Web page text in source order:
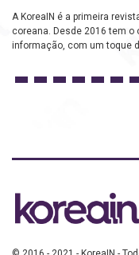
A KoreaIN é a primeira
coreana. Desde 2016 tem
informação, com um toque